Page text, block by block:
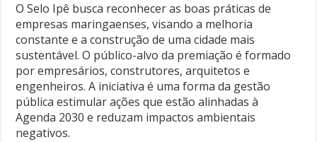
O Selo Ipê busca reconhecer as boas práticas de
empresas maringaenses, visando a melhoria
constante e a construção de uma cidade mais
sustentável. O público-alvo da premiação é formado
por empresários, construtores, arquitetos e
engenheiros. A iniciativa é uma forma da gestão
pública estimular ações que estão alinhadas à
Agenda 2030 e reduzam impactos ambientais
negativos.